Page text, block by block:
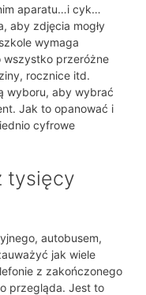
aparatu…i cyk…
aby zdjęcia mogły
wymaga
przeróżne
rocznice itd.
wyboru, aby wybrać
Jak to opanować i
cyfrowe
tysięcy
autobusem,
jak wiele
z zakończonego
przegląda. Jest to